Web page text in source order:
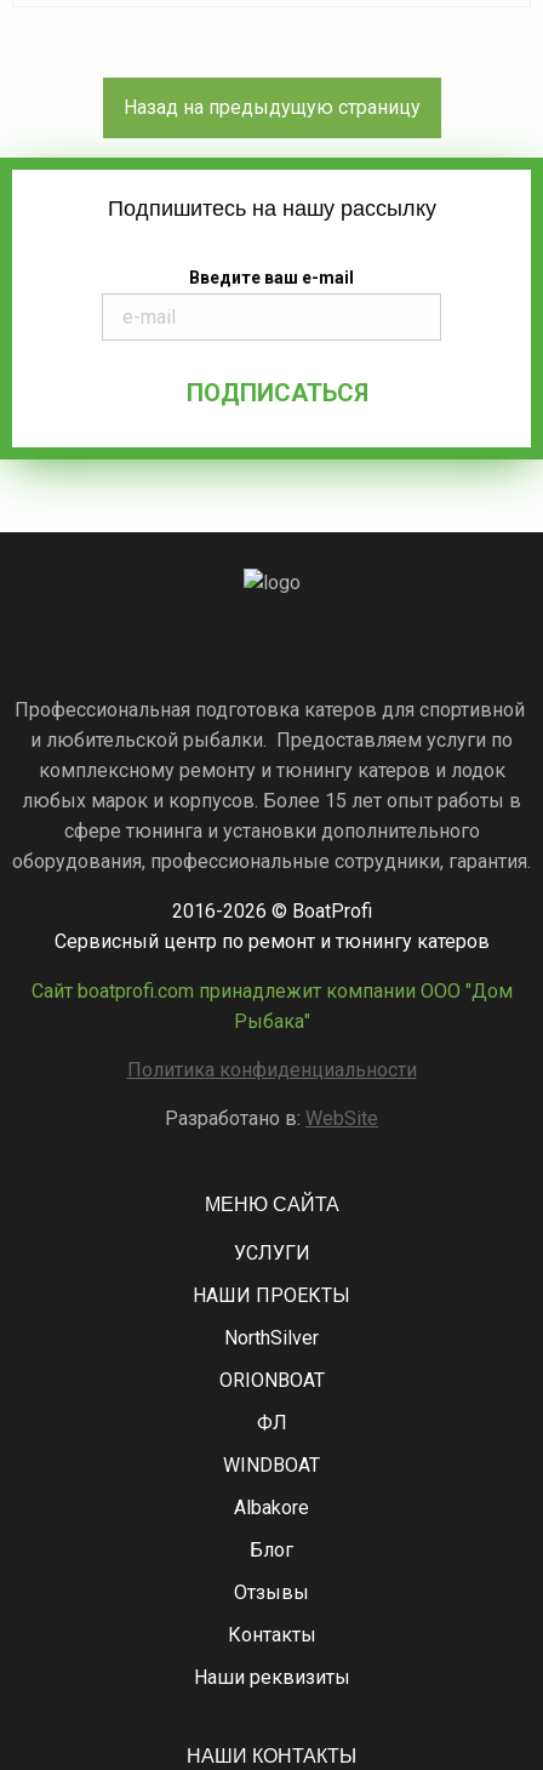
Подпишитесь на нашу рассылку
Введите ваш e-mail
Профессиональная подготовка катеров для спортивной
и любительской рыбалки. Предоставляем услуги по
комплексному ремонту и тюнингу катеров и лодок
любых марок и корпусов. Более 15 лет опыт работы в
сфере тюнинга и установки дополнительного
оборудования, профессиональные сотрудники, гарантия.
2016-2026 © BoatProfi
Сервисный центр по ремонт и тюнингу катеров
Сайт boatprofi.com принадлежит компании ООО "Дом
Рыбака"
Политика конфиденциальности
Разработано в: WebSite
МЕНЮ САЙТА
УСЛУГИ
НАШИ ПРОЕКТЫ
NorthSilver
ORIONBOAT
ФЛ
WINDBOAT
Albakore
Блог
Отзывы
Контакты
Наши реквизиты
НАШИ КОНТАКТЫ